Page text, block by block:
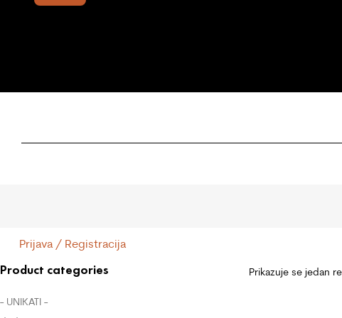
Prijava / Registracija
Prikazuje se jedan
Product categories
- UNIKATI -